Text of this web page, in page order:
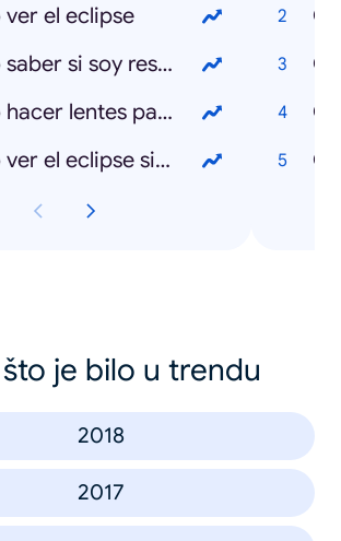
el eclipse
Cómo saber si soy reservista
Cómo hacer lentes para eclipse
Cómo ver el eclipse sin lentes
je bilo u trendu
2018
2017